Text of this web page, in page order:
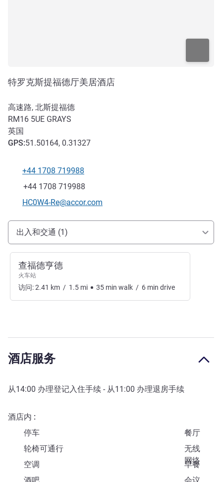
特罗克斯提福德厅美居酒店
高速路, 北斯提福德
RM16 5UE GRAYS
英国
GPS:51.50164, 0.31327
电话
+44 1708 719988
传真
+44 1708 719988
联系电子邮件
HC0W4-Re@accor.com
抵达和交通
出入和交通 (1)
查福德亨德
火车站
访问:2.41 km / 1.5 mi 35 min walk / 6 min drive
酒店服务
从14:00 办理登记入住手续 - 从11:00 办理退房手续
酒店内
停车
餐厅
轮椅可通行
无线
网络
空调
早餐